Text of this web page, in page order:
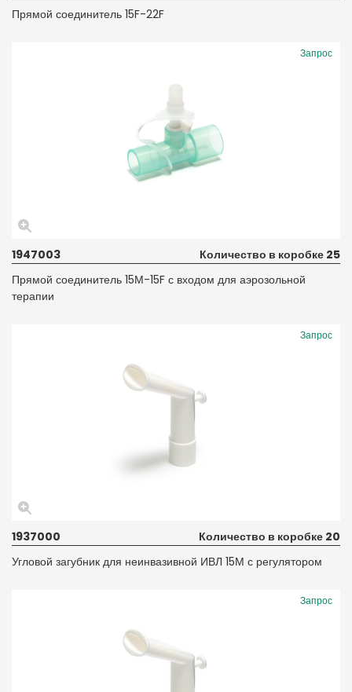
Прямой соединитель 15F-22F
Запрос
1947003
Количество в коробке 25
Прямой соединитель 15М-15F с входом для аэрозольной
терапии
Запрос
1937000
Количество в коробке 20
Угловой загубник для неинвазивной ИВЛ 15М с регулятором
Запрос